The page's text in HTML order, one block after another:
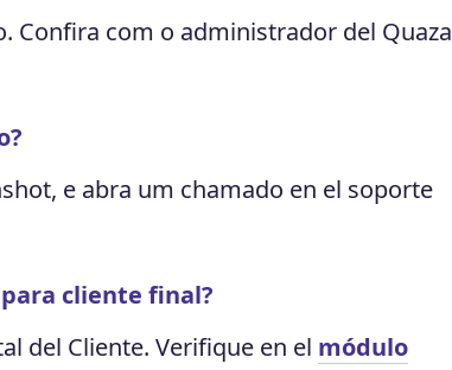
Confira com o administrador del Quaza
e abra um chamado en el soporte
cliente final?
del Cliente. Verifique en el módulo